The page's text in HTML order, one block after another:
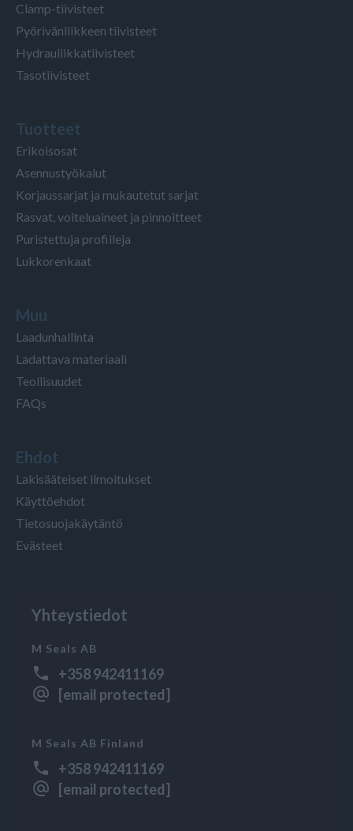
Clamp-tiivisteet
Pyörivänliikkeen tiivisteet
Hydrauliikkatiivisteet
Tasotiivisteet
Tuotteet
Erikoisosat
Asennustyökalut
Korjaussarjat ja mukautetut sarjat
Rasvat, voiteluaineet ja pinnoitteet
Puristettuja profiileja
Lukkorenkaat
Muu
Laadunhallinta
Ladattava materiaali
Teollisuudet
FAQs
Ehdot
Lakisääteiset ilmoitukset
Käyttöehdot
Tietosuojakäytäntö
Evästeet
Yhteystiedot
M Seals AB
+358 942411169
[email protected]
M Seals AB Finland
+358 942411169
[email protected]